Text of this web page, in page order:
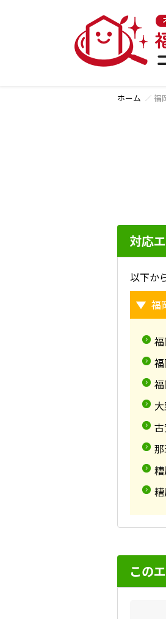
ホーム 福
対応
以下か
福
この